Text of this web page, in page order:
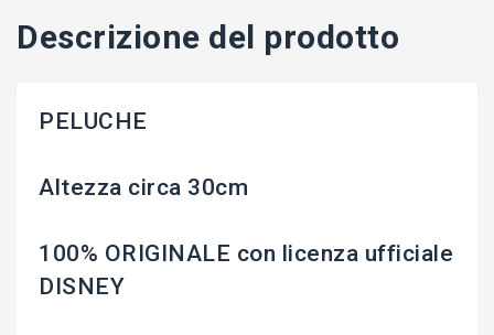
Descrizione del prodotto
PELUCHE
Altezza circa 30cm
100% ORIGINALE con licenza ufficiale
DISNEY